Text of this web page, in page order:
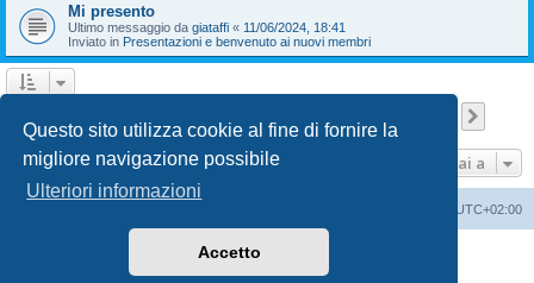
Questo sito utilizza cookie al fine di fornire la
migliore navigazione possibile
Ulteriori informazioni
Accetto
Mi presento
Ultimo messaggio da giataffi « 11/06/2024, 18:41
Inviato in Presentazioni e benvenuto ai nuovi membri
Vai a
UTC+02:00
phpBB® Forum Software © phpBB Limited
phpBB-Italia.it